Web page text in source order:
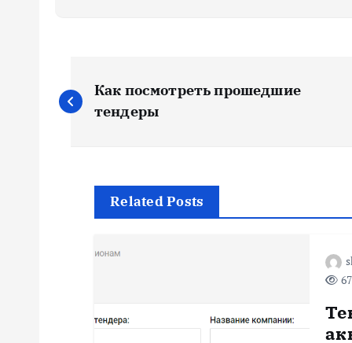
Н
а
Как посмотреть прошедшие
тендеры
Related Posts